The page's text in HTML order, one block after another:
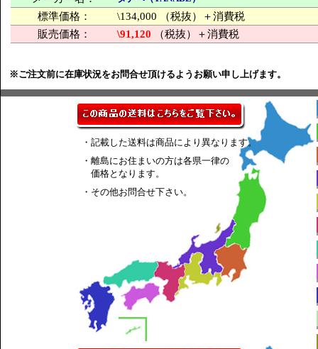
標準価格：
\134,000 （税抜）＋消費税
販売価格：
\91,120 （税抜）＋消費税
※ご注文前に在庫状況をお問合せ頂けるようお願い申し上げます。
・記載した送料は商品により異なります。
・離島にお住まいの方は各県一律の
価格となります。
・その他お問合せ下さい。